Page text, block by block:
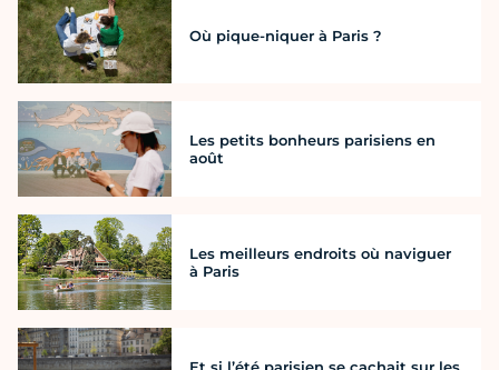
Où pique-niquer à Paris ?
Les petits bonheurs parisiens en
août
Les meilleurs endroits où naviguer
à Paris